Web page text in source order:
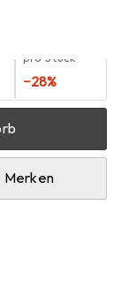
pro Stück
−28%
Merken